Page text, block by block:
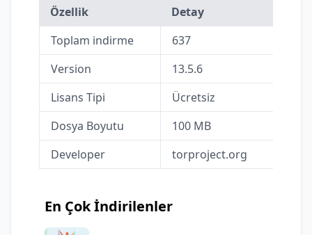
Özellik
Detay
Toplam indirme
637
Version
13.5.6
Lisans Tipi
Ücretsiz
Dosya Boyutu
100 MB
Developer
torproject.org
En Çok İndirilenler